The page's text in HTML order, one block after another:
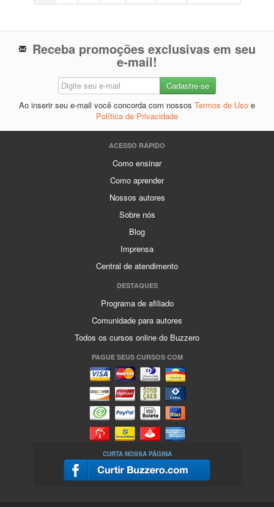
Receba promoções exclusivas em seu
e-mail!
Ao inserir seu e-mail você concorda com nossos Termos de Uso e
Política de Privacidade
ACESSO RÁPIDO
Como ensinar
Como aprender
Nossos autores
Sobre nós
Blog
Imprensa
Central de atendimento
DESTAQUES
Programa de afiliado
Comunidade para autores
Todos os cursos online do Buzzero
PAGUE SEUS CURSOS COM
CURTA NOSSA PÁGINA